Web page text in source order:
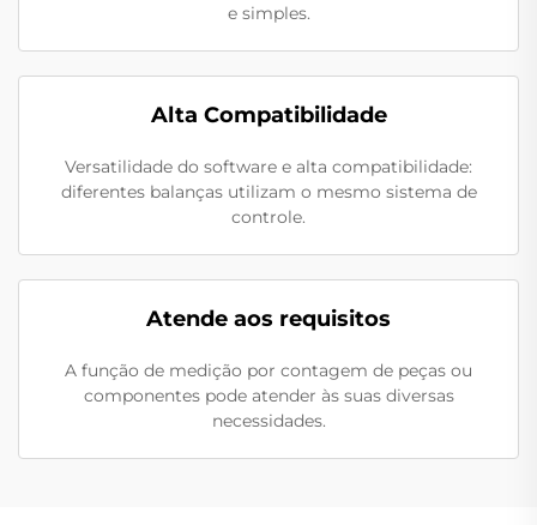
e simples.
Alta Compatibilidade
Versatilidade do software e alta compatibilidade:
diferentes balanças utilizam o mesmo sistema de
controle.
Atende aos requisitos
A função de medição por contagem de peças ou
componentes pode atender às suas diversas
necessidades.